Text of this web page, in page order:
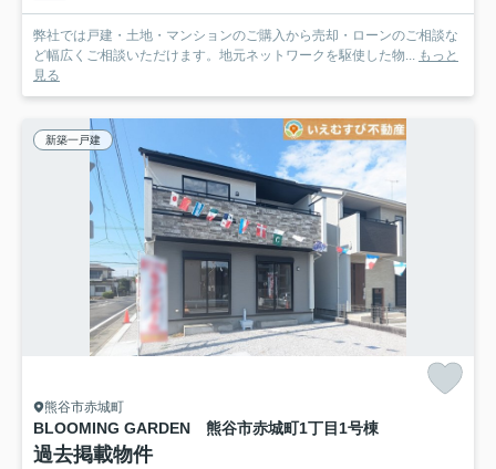
弊社では戸建・土地・マンションのご購入から売却・ローンのご相談な
ど幅広くご相談いただけます。地元ネットワークを駆使した物...
もっと
見る
新築一戸建
熊谷市赤城町
BLOOMING GARDEN 熊谷市赤城町1丁目 1号棟
過去掲載物件